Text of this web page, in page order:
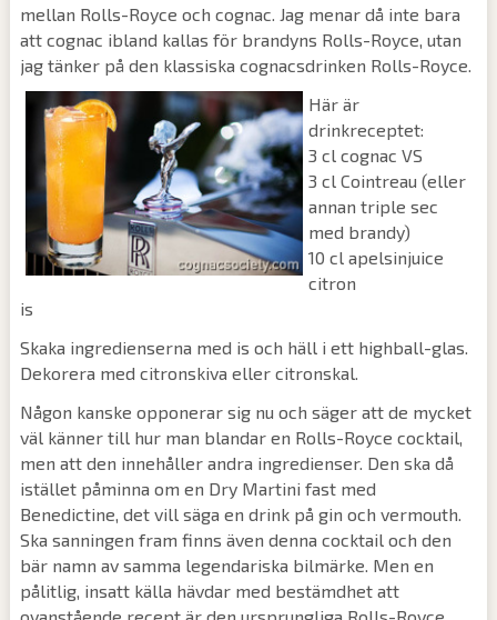
mellan Rolls-Royce och cognac. Jag menar då inte bara
att cognac ibland kallas för brandyns Rolls-Royce, utan
jag tänker på den klassiska cognacsdrinken Rolls-Royce.
Här är
drinkreceptet:
3 cl cognac VS
3 cl Cointreau (eller
annan triple sec
med brandy)
10 cl apelsinjuice
citron
is
Skaka ingredienserna med is och häll i ett highball-glas.
Dekorera med citronskiva eller citronskal.
Någon kanske opponerar sig nu och säger att de mycket
väl känner till hur man blandar en Rolls-Royce cocktail,
men att den innehåller andra ingredienser. Den ska då
istället påminna om en Dry Martini fast med
Benedictine, det vill säga en drink på gin och vermouth.
Ska sanningen fram finns även denna cocktail och den
bär namn av samma legendariska bilmärke. Men en
pålitlig, insatt källa hävdar med bestämdhet att